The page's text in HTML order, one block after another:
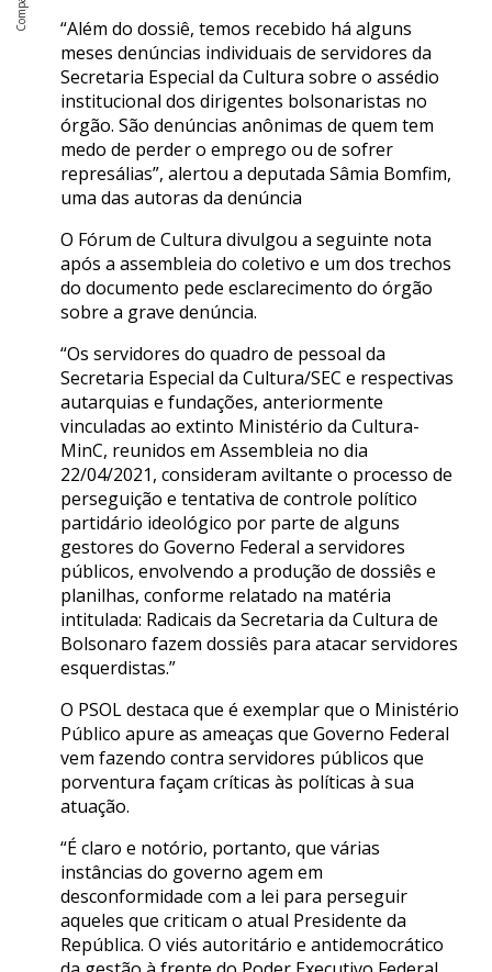
“Além do dossiê, temos recebido há alguns
meses denúncias individuais de servidores da
Secretaria Especial da Cultura sobre o assédio
institucional dos dirigentes bolsonaristas no
órgão. São denúncias anônimas de quem tem
medo de perder o emprego ou de sofrer
represálias”, alertou a deputada Sâmia Bomfim,
uma das autoras da denúncia
O Fórum de Cultura divulgou a seguinte nota
após a assembleia do coletivo e um dos trechos
do documento pede esclarecimento do órgão
sobre a grave denúncia.
“Os servidores do quadro de pessoal da
Secretaria Especial da Cultura/SEC e respectivas
autarquias e fundações, anteriormente
vinculadas ao extinto Ministério da Cultura-
MinC, reunidos em Assembleia no dia
22/04/2021, consideram aviltante o processo de
perseguição e tentativa de controle político
partidário ideológico por parte de alguns
gestores do Governo Federal a servidores
públicos, envolvendo a produção de dossiês e
planilhas, conforme relatado na matéria
intitulada: Radicais da Secretaria da Cultura de
Bolsonaro fazem dossiês para atacar servidores
esquerdistas.”
O PSOL destaca que é exemplar que o Ministério
Público apure as ameaças que Governo Federal
vem fazendo contra servidores públicos que
porventura façam críticas às políticas à sua
atuação.
“É claro e notório, portanto, que várias
instâncias do governo agem em
desconformidade com a lei para perseguir
aqueles que criticam o atual Presidente da
República. O viés autoritário e antidemocrático